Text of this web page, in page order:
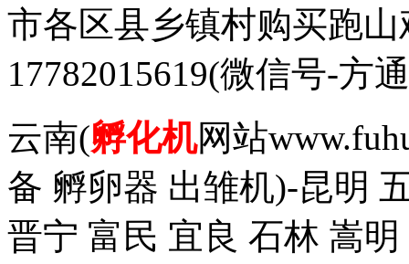
市各区县乡镇村购买跑
17782015619(微信号-方
云南(孵化机网站
备 孵卵器 出雏机)-昆明
晋宁 富民 宜良 石林 嵩